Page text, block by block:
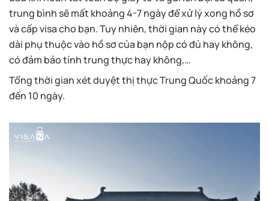
trung bình sẽ mất khoảng 4-7 ngày để xử lý xong hồ sơ
và cấp visa cho bạn. Tuy nhiên, thời gian này có thể kéo
dài phụ thuộc vào hồ sơ của bạn nộp có đủ hay không,
có đảm bảo tính trung thực hay không,…
Tổng thời gian xét duyệt thị thực Trung Quốc khoảng 7
đến 10 ngày.